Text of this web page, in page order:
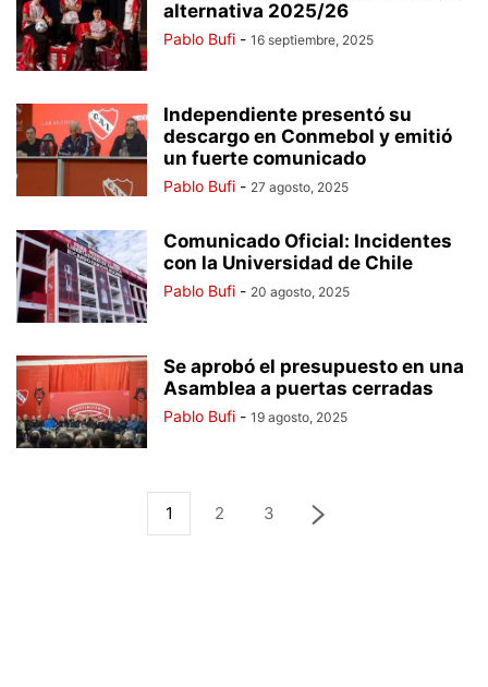
alternativa 2025/26
Pablo Bufi - 16 septiembre, 2025
Independiente presentó su
descargo en Conmebol y emitió
un fuerte comunicado
Pablo Bufi - 27 agosto, 2025
Comunicado Oficial: Incidentes
con la Universidad de Chile
Pablo Bufi - 20 agosto, 2025
Se aprobó el presupuesto en una
Asamblea a puertas cerradas
Pablo Bufi - 19 agosto, 2025
1 2 3